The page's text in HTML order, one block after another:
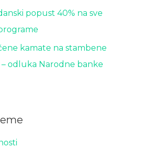
popust 40% na sve
kamate na stambene
odluka Narodne banke